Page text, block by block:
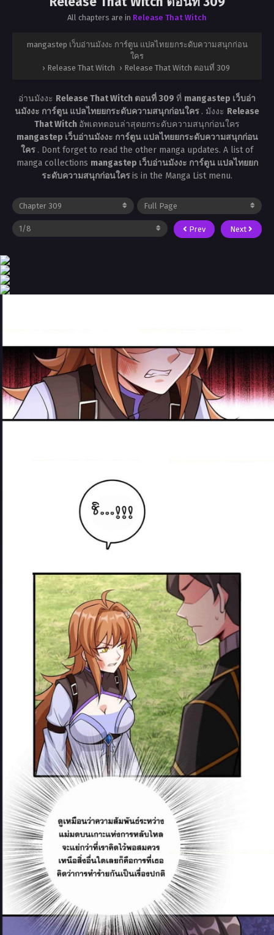
All chapters are in Release That Witch
mangastep เว็บอ่านมังงะ การ์ตูน แปลไทยยกระดับความสนุกก่อน
ใคร
› Release That Witch › Release That Witch ตอนที่ 309
อ่านมังงะ Release That Witch ตอนที่ 309 ที่ mangastep เว็บอ่า
นมังงะ การ์ตูน แปลไทยยกระดับความสนุกก่อนใคร . มังงะ Release
That Witch อัพเดทตอนล่าสุดยกระดับความสนุกก่อนใคร
mangastep เว็บอ่านมังงะ การ์ตูน แปลไทยยกระดับความสนุกก่อน
ใคร . Dont forget to read the other manga updates. A list of
manga collections mangastep เว็บอ่านมังงะ การ์ตูน แปลไทยยก
ระดับความสนุกก่อนใครis in the Manga List menu.
Prev Next